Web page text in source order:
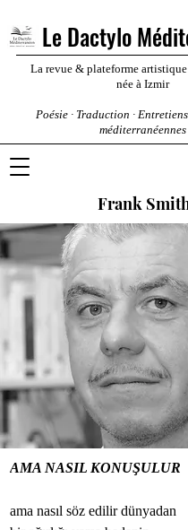
Le Dactylo
La revue & plateforme
née à Izmir
Poésie · Traduction ·
méditerranéennes
Frank
AMA NASIL KONUŞULUR
ama nasıl söz edilir dünyadan